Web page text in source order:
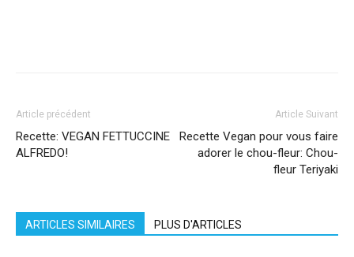
Article précédent
Recette: VEGAN FETTUCCINE
ALFREDO!
Article Suivant
Recette Vegan pour vous faire
adorer le chou-fleur: Chou-
fleur Teriyaki
ARTICLES SIMILAIRES PLUS D'ARTICLES